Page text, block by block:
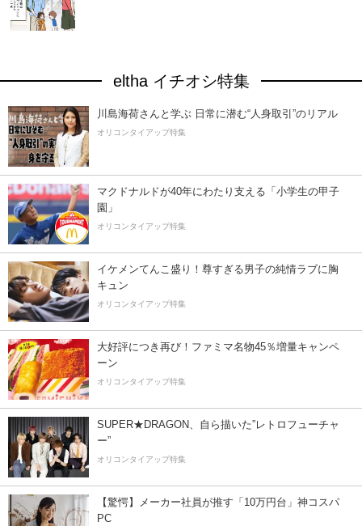
eltha イチオシ特集
川島海荷さんと学ぶ 日常に潜む“人身取引”のリアル
オリコンタイアップ特集
マクドナルドが40年にわたり支える「小学生の甲子
園」
オリコンタイアップ特集
イケメンてんこ盛り！尊すぎる男子の純情ラブに胸
キュン
オリコンタイアップ特集
大好評につき再び！ファミマ名物45％増量キャンペ
ーン
オリコンタイアップ特集
SUPER★DRAGON、自ら描いた”レトロフューチャ
ー”
オリコンタイアップ特集
【驚愕】メーカー社員が推す「10万円台」神コスパ
PC